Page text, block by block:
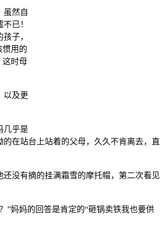
虽然自
已！
子，
惯用的
这时母
以及更
几乎是
在站台上站着的父母，久久不肯离去，直
没有摘的挂满霜雪的摩托帽，第二次看见
妈妈的回答是肯定的“砸锅卖铁我也要供